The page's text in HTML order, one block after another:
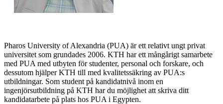
Pharos University of Alexandria (PUA) är ett relativt ungt privat
universitet som grundades 2006. KTH har ett mångårigt samarbete
med PUA med utbyten för studenter, personal och forskare, och
dessutom hjälper KTH till med kvalitetssäkring av PUA:s
utbildningar. Som student på kandidatnivå inom en
ingenjörsutbildning på KTH har du möjlighet att skriva ditt
kandidatarbete på plats hos PUA i Egypten.